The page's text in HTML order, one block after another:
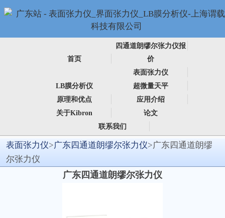
首页
四通道朗缪尔张力仪报
价
表面张力仪
LB膜分析仪
超微量天平
原理和优点
应用介绍
关于Kibron
论文
联系我们
表面张力仪>广东四通道朗缪尔张力仪>广东四通道朗缪
尔张力仪
广东四通道朗缪尔张力仪